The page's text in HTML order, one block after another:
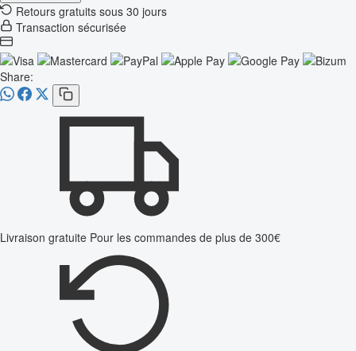
Retours gratuits sous 30 jours
Transaction sécurisée
Share:
Livraison gratuite Pour les commandes de plus de 300€